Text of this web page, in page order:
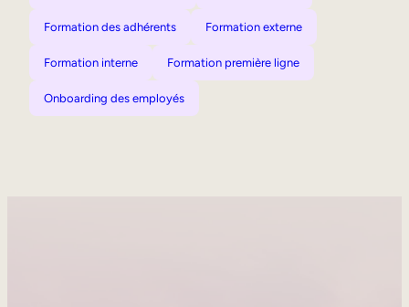
Formation des adhérents Formation externe
Formation interne Formation première ligne
Onboarding des employés